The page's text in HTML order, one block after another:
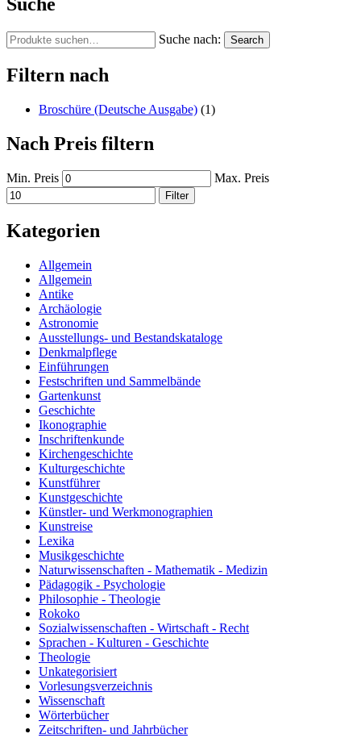
Suche nach: Search
Filtern nach
Broschüre (Deutsche Ausgabe) (1)
Nach Preis filtern
Min. Preis Max. Preis
Filter
Kategorien
Allgemein
Allgemein
Antike
Archäologie
Astronomie
Ausstellungs- und Bestandskataloge
Denkmalpflege
Einführungen
Festschriften und Sammelbände
Gartenkunst
Geschichte
Ikonographie
Inschriftenkunde
Kirchengeschichte
Kulturgeschichte
Kunstführer
Kunstgeschichte
Künstler- und Werkmonographien
Kunstreise
Lexika
Musikgeschichte
Naturwissenschaften - Mathematik - Medizin
Pädagogik - Psychologie
Philosophie - Theologie
Rokoko
Sozialwissenschaften - Wirtschaft - Recht
Sprachen - Kulturen - Geschichte
Theologie
Unkategorisiert
Vorlesungsverzeichnis
Wissenschaft
Wörterbücher
Zeitschriften- und Jahrbücher